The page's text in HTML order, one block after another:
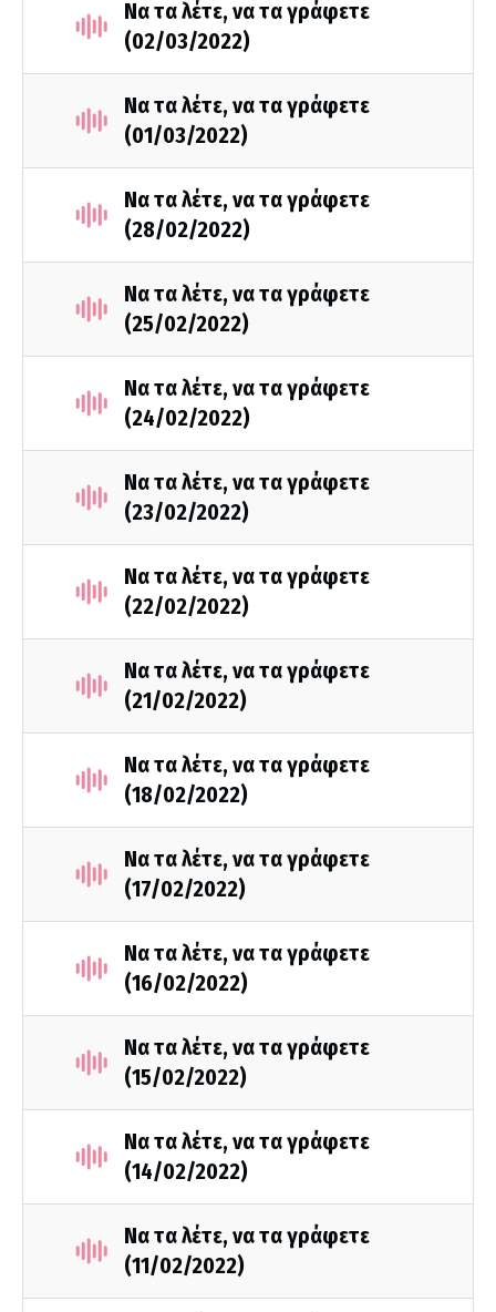
Να τα λέτε, να τα γράφετε
(02/03/2022)
Να τα λέτε, να τα γράφετε
(01/03/2022)
Να τα λέτε, να τα γράφετε
(28/02/2022)
Να τα λέτε, να τα γράφετε
(25/02/2022)
Να τα λέτε, να τα γράφετε
(24/02/2022)
Να τα λέτε, να τα γράφετε
(23/02/2022)
Να τα λέτε, να τα γράφετε
(22/02/2022)
Να τα λέτε, να τα γράφετε
(21/02/2022)
Να τα λέτε, να τα γράφετε
(18/02/2022)
Να τα λέτε, να τα γράφετε
(17/02/2022)
Να τα λέτε, να τα γράφετε
(16/02/2022)
Να τα λέτε, να τα γράφετε
(15/02/2022)
Να τα λέτε, να τα γράφετε
(14/02/2022)
Να τα λέτε, να τα γράφετε
(11/02/2022)